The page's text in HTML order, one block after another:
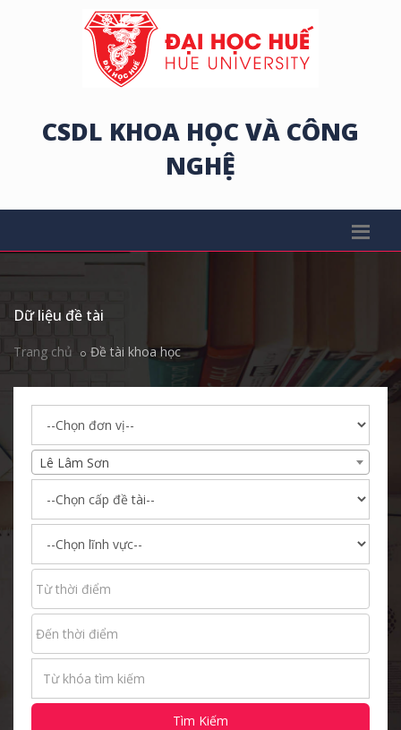
CSDL KHOA HỌC VÀ CÔNG
NGHỆ
Dữ liệu đề tài
Trang chủ Đề tài khoa học
Lê Lâm Sơn
Tìm Kiếm